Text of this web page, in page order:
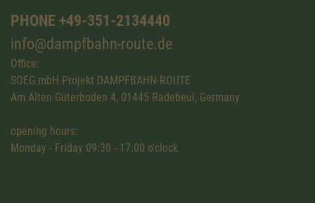
PHONE +49-351-2134440
info@dampfbahn-route.de
Office:
SOEG mbH Projekt DAMPFBAHN-ROUTE
Am Alten Güterboden 4, 01445 Radebeul, Germany
opening hours:
Monday - Friday 09:30 - 17:00 o'clock